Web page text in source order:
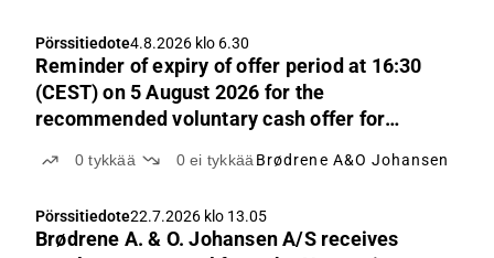
Pörssitiedote4.8.2026 klo 6.30
Reminder of expiry of offer period at 16:30
(CEST) on 5 August 2026 for the
recommended voluntary cash offer for
A. & O. Johansen A/S
0tykkää 0ei tykkää Brødrene A&O Johansen
Pörssitiedote22.7.2026 klo 13.05
Brødrene A. & O. Johansen A/S receives